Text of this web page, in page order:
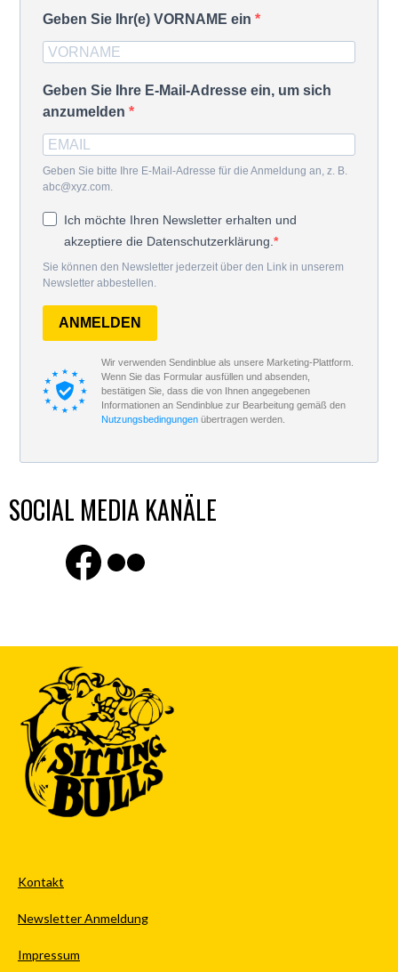
Geben Sie Ihr(e) VORNAME ein
Geben Sie Ihre E-Mail-Adresse ein, um sich
anzumelden
Geben Sie bitte Ihre E-Mail-Adresse für die Anmeldung an, z. B.
abc@xyz.com.
Ich möchte Ihren Newsletter erhalten und
akzeptiere die Datenschutzerklärung.
Sie können den Newsletter jederzeit über den Link in unserem
Newsletter abbestellen.
ANMELDEN
Wir verwenden Sendinblue als unsere Marketing-Plattform.
Wenn Sie das Formular ausfüllen und absenden,
bestätigen Sie, dass die von Ihnen angegebenen
Informationen an Sendinblue zur Bearbeitung gemäß den
Nutzungsbedingungenübertragen werden.
SOCIAL MEDIA KANÄLE
Finde uns auf Facebook
Flickr
Kontakt
Newsletter Anmeldung
Impressum